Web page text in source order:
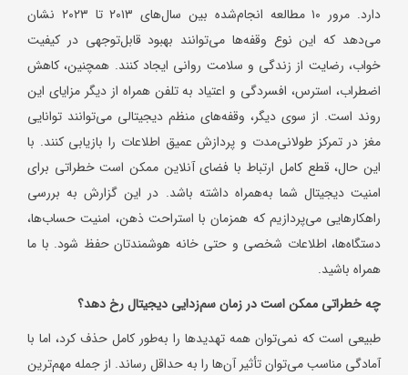
دارد. مرور ۱۰ مطالعه انجام‌شده بین سال‌های ۲۰۱۳ تا ۲۰۲۳ نشان
می‌دهد که این نوع وقفه‌ها می‌توانند بهبود قابل‌توجهی در کیفیت
خواب، رضایت از زندگی و سلامت روانی ایجاد کنند. همچنین، کاهش
اضطراب، استرس، افسردگی و اعتیاد به تلفن همراه از دیگر مزایای این
روند است. از سوی دیگر، وقفه‌های منظم دیجیتالی می‌توانند توانایی
مغز در تمرکز طولانی‌مدت و پردازش عمیق اطلاعات را بازیابی کنند. با
این حال، قطع کامل ارتباط با فضای آنلاین ممکن است خطراتی برای
امنیت دیجیتال شما به‌همراه داشته باشد. در این گزارش به بررسی
راهکارهایی می‌پردازیم که همزمان با استراحت ذهن، امنیت حساب‌ها،
دستگاه‌ها، اطلاعات شخصی و حتی خانه هوشمندتان حفظ شود. با ما
همراه باشید.
چه خطراتی ممکن است در زمان سم‌زدایی دیجیتال رخ دهد؟
طبیعی است که نمی‌توان همه تهدیدها را به‌طور کامل حذف کرد، اما با
آمادگی مناسب می‌توان تأثیر آن‌ها را به حداقل رساند. از جمله مهم‌ترین